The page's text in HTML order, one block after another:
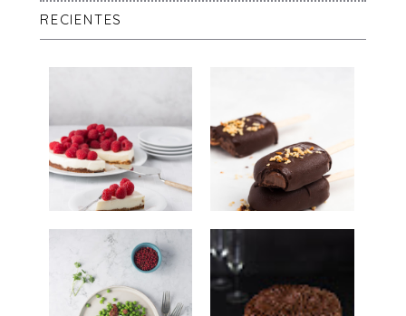
RECIENTES